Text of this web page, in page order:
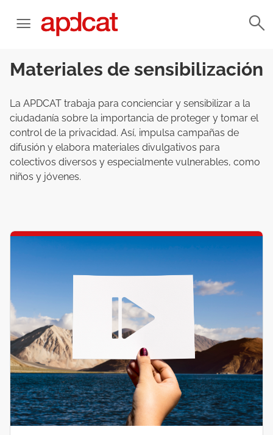
Materiales de sensibilización
La APDCAT trabaja para concienciar y sensibilizar a la
ciudadanía sobre la importancia de proteger y tomar el
control de la privacidad. Así, impulsa campañas de
difusión y elabora materiales divulgativos para
colectivos diversos y especialmente vulnerables, como
niños y jóvenes.